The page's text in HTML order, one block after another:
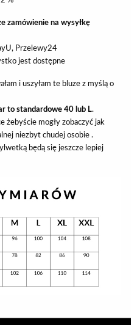
zamówienie na wysyłkę
Przelewy24
jest dostępne
i uszyłam te bluze z myślą o
to standardowe 40 lub L.
żebyście mogły zobaczyć jak
niezbyt chudej osobie .
będą się jeszcze lepiej